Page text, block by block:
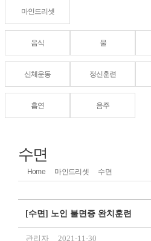
마인드리셋
음식 물
신체운동 정신훈련
흡연 음주
수면
Home 마인드리셋 수면
[수면] 노인 불면증 완치훈련
관리자 2021-11-30